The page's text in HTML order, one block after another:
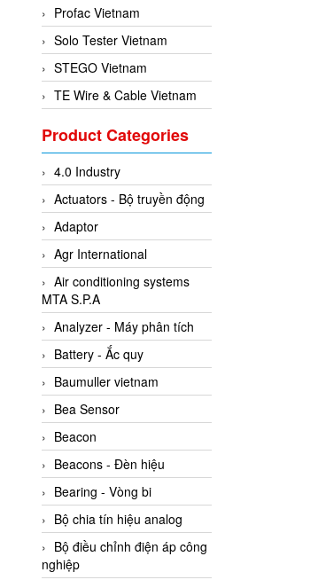
Profac Vietnam
Solo Tester Vietnam
STEGO Vietnam
TE Wire & Cable Vietnam
Woodward Vietnam
3CTEST Vietnam
4B VietNam Vietnam
ABB Vietnam
AC Infinity Vietnam
AC&E Telecommunications
AC&T Vietnam
Accepta Vietnam
ACCUMAC Vietnam
AccuWeb Vietnam
Acey
ACOEM Vietnam
ADCA Vietnam
ADFweb Vietnam
Adler Vietnam
Ados Vietnam
Product Categories
4.0 Industry
Actuators - Bộ truyền động
Adaptor
Agr International
Air conditioning systems
MTA S.P.A
Analyzer - Máy phân tích
Battery - Ắc quy
Baumuller vietnam
Bea Sensor
Beacon
Beacons - Đèn hiệu
Bearing - Vòng bi
Bộ chia tín hiệu analog
Bộ điều chỉnh điện áp công
nghiệp